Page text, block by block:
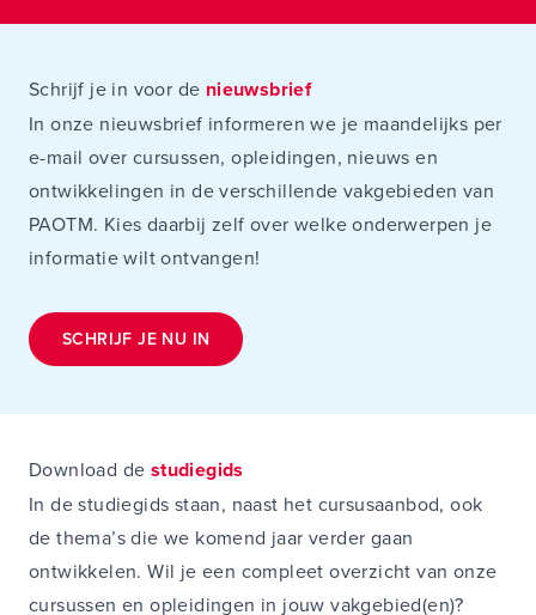
Schrijf je in voor de nieuwsbrief
In onze nieuwsbrief informeren we je maandelijks per
e-mail over cursussen, opleidingen, nieuws en
ontwikkelingen in de verschillende vakgebieden van
PAOTM. Kies daarbij zelf over welke onderwerpen je
informatie wilt ontvangen!
SCHRIJF JE NU IN
Download de studiegids
In de studiegids staan, naast het cursusaanbod, ook
de thema’s die we komend jaar verder gaan
ontwikkelen. Wil je een compleet overzicht van onze
cursussen en opleidingen in jouw vakgebied(en)?